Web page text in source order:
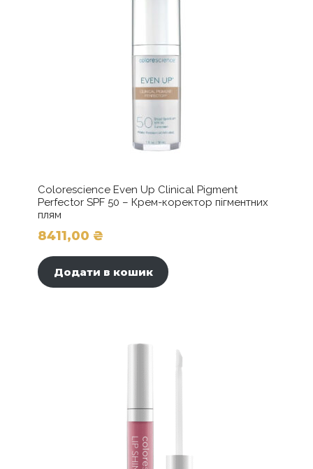
Colorescience Even Up Clinical Pigment
Perfector SPF 50 – Крем-коректор пігментних
плям
8411,00 ₴
Додати в кошик